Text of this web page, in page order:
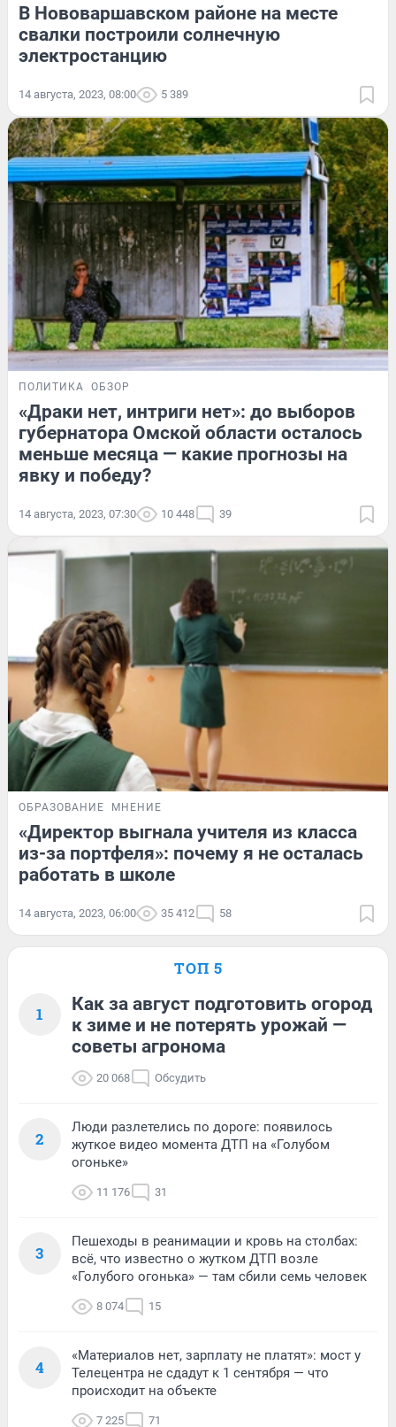
В Нововаршавском районе на месте
свалки построили солнечную
электростанцию
14 августа, 2023, 08:00 5 389
ПОЛИТИКА ОБЗОР
«Драки нет, интриги нет»: до выборов
губернатора Омской области осталось
меньше месяца — какие прогнозы на
явку и победу?
14 августа, 2023, 07:30 10 448 39
ОБРАЗОВАНИЕ МНЕНИЕ
«Директор выгнала учителя из класса
из-за портфеля»: почему я не осталась
работать в школе
14 августа, 2023, 06:00 35 412 58
ТОП 5
1
Как за август подготовить огород
к зиме и не потерять урожай —
советы агронома
20 068 Обсудить
2
Люди разлетелись по дороге: появилось
жуткое видео момента ДТП на «Голубом
огоньке»
11 176 31
3
Пешеходы в реанимации и кровь на столбах:
всё, что известно о жутком ДТП возле
«Голубого огонька» — там сбили семь человек
8 074 15
4
«Материалов нет, зарплату не платят»: мост у
Телецентра не сдадут к 1 сентября — что
происходит на объекте
7 225 71